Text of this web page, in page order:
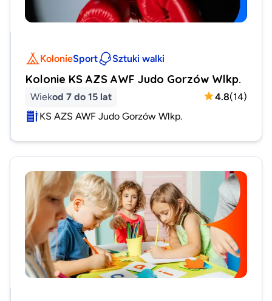
KolonieSport Sztuki walki
Kolonie KS AZS AWF Judo Gorzów Wlkp.
Wiekod 7 do 15 lat 4.8(14)
KS AZS AWF Judo Gorzów Wlkp.